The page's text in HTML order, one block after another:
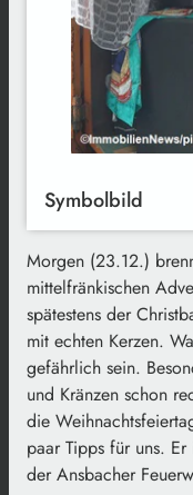
Symbolbild
Morgen (23.12.)
mittelfränkischen
spätestens der
mit echten Kerzen.
gefährlich sein.
und Kränzen schon
die
paar Tipps für uns.
der Ansbacher